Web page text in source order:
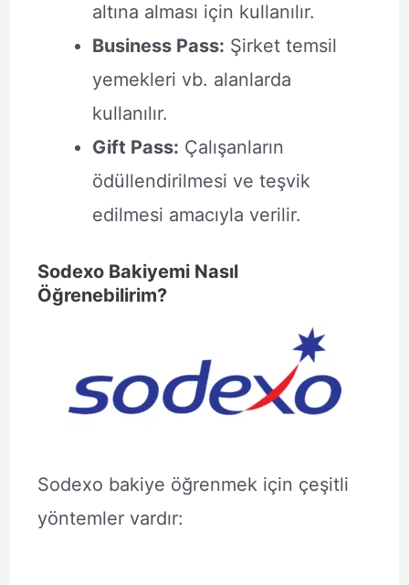
altına alması için kullanılır.
Business Pass: Şirket temsil
yemekleri vb. alanlarda
kullanılır.
Gift Pass: Çalışanların
ödüllendirilmesi ve teşvik
edilmesi amacıyla verilir.
Sodexo Bakiyemi Nasıl
Öğrenebilirim?
Sodexo bakiye öğrenmek için çeşitli
yöntemler vardır: